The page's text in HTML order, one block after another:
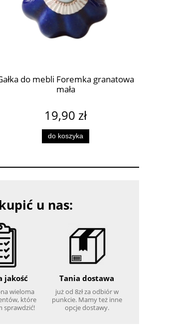
do mebli Foremka granatowa
mała
19,90 zł
do koszyka
u nas:
jakość
wieloma
które
sprawdzić!
Tania dostawa
już od 8zł za odbiór w
punkcie. Mamy też inne
opcje dostawy.